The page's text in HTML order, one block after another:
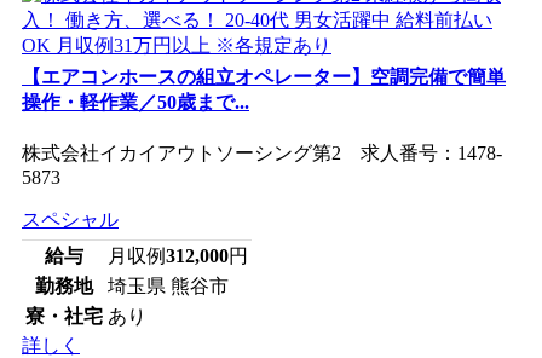
【エアコンホースの組立オペレーター】空調完備で簡単
操作・軽作業／50歳まで...
株式会社イカイアウトソーシング第2 求人番号：1478-
5873
スペシャル
給与
月収例312,000円
勤務地
埼玉県 熊谷市
寮・社宅 あり
詳しく